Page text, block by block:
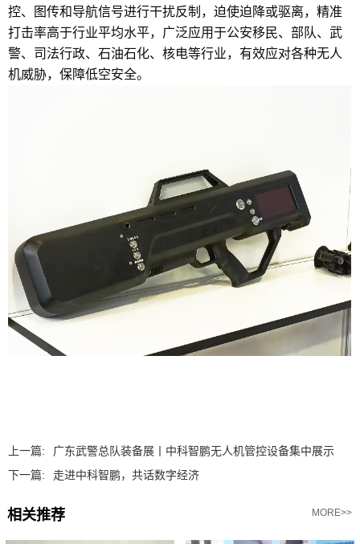
控、图传和导航信号进行干扰反制，迫使迫降或驱离，精准
打击率高于行业平均水平，广泛应用于公安移民、部队、武
警、司法行政、石油石化、核电等行业，有效应对各种无人
机威胁，保障低空安全。
上一篇:
广东武警总队装备展丨中科智鹏无人机管控设备集中展示
下一篇:
走进中科智鹏，共话数字经济
相关推荐 MORE>>